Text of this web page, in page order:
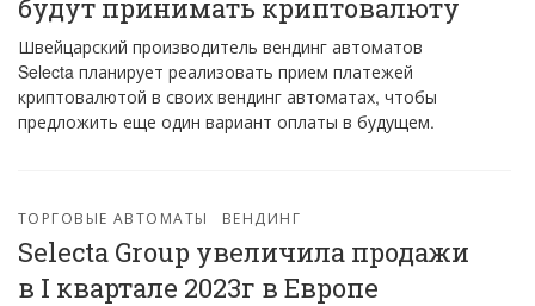
будут принимать криптовалюту
Швейцарский производитель вендинг автоматов
Selecta планирует реализовать прием платежей
криптовалютой в своих вендинг автоматах, чтобы
предложить еще один вариант оплаты в будущем.
ТОРГОВЫЕ АВТОМАТЫ ВЕНДИНГ
Selecta Group увеличила продажи
в I квартале 2023г в Европе